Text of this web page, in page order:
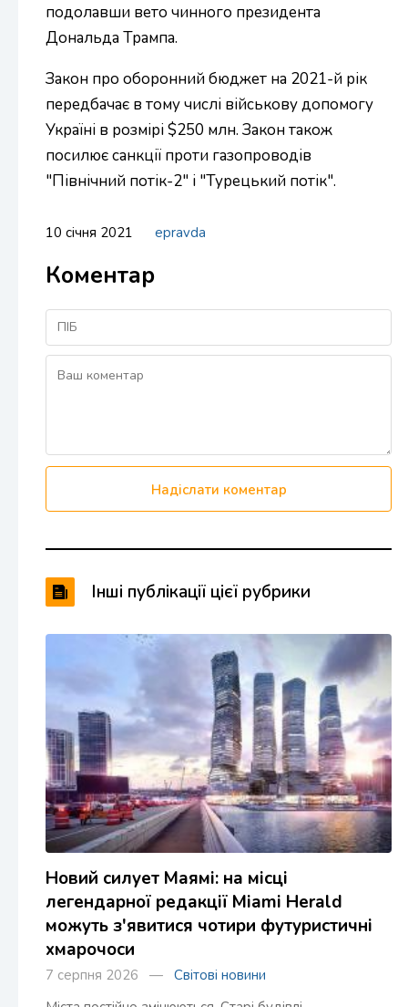
подолавши вето чинного президента
Дональда Трампа.
Закон про оборонний бюджет на 2021-й рік
передбачає в тому числі військову допомогу
Україні в розмірі $250 млн. Закон також
посилює санкції проти газопроводів
"Північний потік-2" і "Турецький потік".
10 січня 2021 epravda
Коментар
Надіслати коментар
Інші публікації цієї рубрики
Новий силует Маямі: на місці
легендарної редакції Miami Herald
можуть з'явитися чотири футуристичні
хмарочоси
7 серпня 2026 — Світові новини